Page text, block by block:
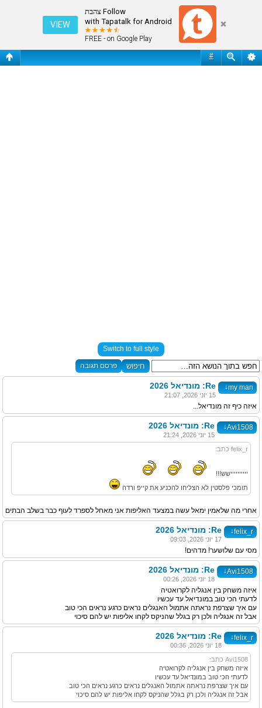
Follow צהבת
with Tapatalk for Android
FREE - on Google Play
VIEW
#
מונדיאל 2026
Switch to full style
פרסם תגובה
my man
↓ Re: מונדיאל 2026
15 יוני 2026, 21:07
איזה כיף זה מונדיאל...
Avi1508
↓ Re: מונדיאל 2026
15 יוני 2026, 21:24
felix_r כתב:
יייייייייישש!!!
תומכי פלסטין לא הצליחו להכניע את קייפ ורדה
אחרי מה שלאמין ימאל עשה במצעד האליפות אני מאחל לספרד לעוף כבר בשלב הבתים
felix_r
↓ Re: מונדיאל 2026
17 יוני 2026, 09:03
מסי עם שלושער! מדהים!
Avi1508
↓ Re: מונדיאל 2026
18 יוני 2026, 00:26
איזה משחק בין אנגליה לקרואטיה
לדעתי הכי טוב במונדיאל עד עכשיו
עם איך שצרפת נראתה אתמול האנגלים נראים כרגע נראים הכי טוב
אבל זה אנגליה ולכן רק בגלל שהניקס לקחו אליפות יש להם סיכוי
felix_r
↓ Re: מונדיאל 2026
18 יוני 2026, 00:36
Avi1508 כתב:
איזה משחק בין אנגליה לקרואטיה
לדעתי הכי טוב במונדיאל עד עכשיו
עם איך שצרפת נראתה אתמול האנגלים נראים כרגע נראים הכי טוב
אבל זה אנגליה ולכן רק בגלל שהניקס לקחו אליפות יש להם סיכוי